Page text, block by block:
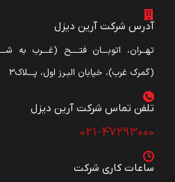
آدرس شرکت آرین دیزل
تهــران، اتوبـــان فتــــح (غـــرب به
(گمرک غرب)، خیابان البـرز اول، پـــلاک3
تلفن تماس شرکت آرین دیزل​
021-47293000
ساعات کاری شرکت